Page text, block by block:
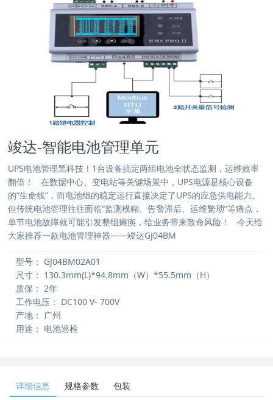
竣达-智能电池管理单元
UPS电池管理黑科技！1台设备搞定两组电池全状态监测，运维效率
翻倍！ 在数据中心、变电站等关键场景中，UPS电源是核心设备
的“生命线”，而电池组的稳定运行直接决定了UPS的应急供电能力。
但传统电池管理往往面临“监测模糊、告警滞后、运维繁琐”等痛点，
单节电池故障就可能引发整组瘫痪，给业务带来致命风险！ 今天给
大家推荐一款电池管理神器——竣达GJ04BM
型号： GJ04BM02A01
尺寸： 130.3mm(L)*94.8mm（W）*55.5mm（H）
质保： 2年
工作电压： DC100 V- 700V
产地： 广州
用途： 电池巡检
详细信息 规格参数 包装